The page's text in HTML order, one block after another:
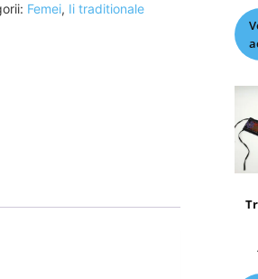
Femei, Ii traditionale